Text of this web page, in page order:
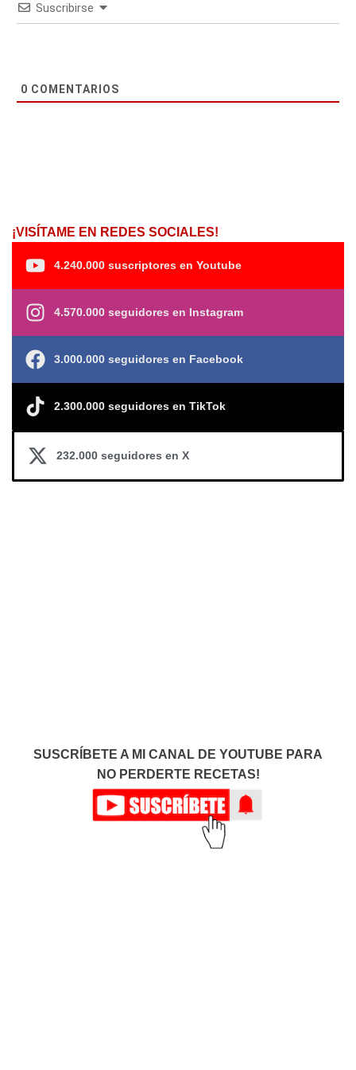
Suscribirse
0 COMENTARIOS
¡VISÍTAME EN REDES SOCIALES!
4.240.000 suscriptores en Youtube
4.570.000 seguidores en Instagram
3.000.000 seguidores en Facebook
2.300.000 seguidores en TikTok
232.000 seguidores en X
SUSCRÍBETE A MI CANAL DE YOUTUBE PARA
NO PERDERTE RECETAS!